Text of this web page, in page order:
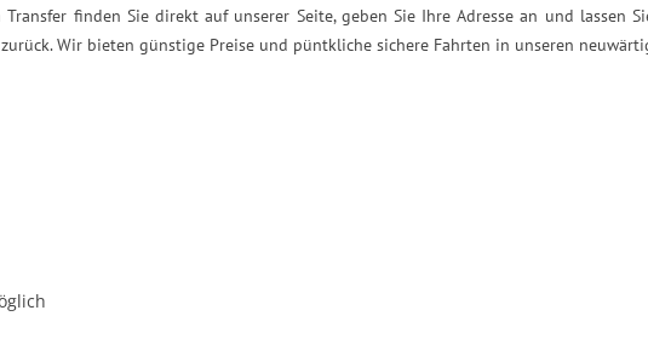
finden Sie direkt auf unserer Seite, geben Sie Ihre Adresse an und lassen
Wir bieten günstige Preise und püntkliche sichere Fahrten in unseren